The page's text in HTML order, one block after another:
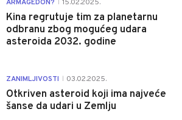
ARMAGEDON? 15.02.2025.
Kina regrutuje tim za planetarnu
odbranu zbog mogućeg udara
asteroida 2032. godine
ZANIMLJIVOSTI 03.02.2025.
Otkriven asteroid koji ima najveće
šanse da udari u Zemlju